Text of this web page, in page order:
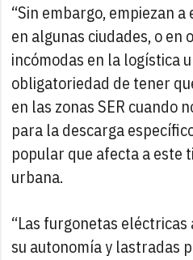
“Sin embargo, empiezan
en algunas ciudades, o en
incómodas en la logística
obligatoriedad de tener
en las zonas SER cuando
para la descarga
popular que afecta a este
urbana.
“Las furgonetas
su autonomía y lastradas